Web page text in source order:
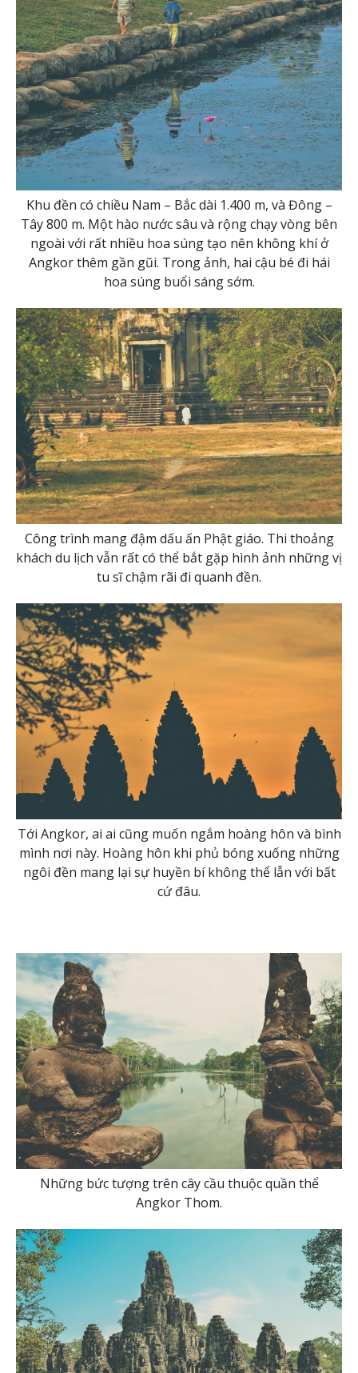
Khu đền có chiều Nam – Bắc dài 1.400 m, và Đông –
Tây 800 m. Một hào nước sâu và rộng chạy vòng bên
ngoài với rất nhiều hoa súng tạo nên không khí ở
Angkor thêm gần gũi. Trong ảnh, hai cậu bé đi hái
hoa súng buổi sáng sớm.
Công trình mang đậm dấu ấn Phật giáo. Thi thoảng
khách du lịch vẫn rất có thể bắt gặp hình ảnh những vị
tu sĩ chậm rãi đi quanh đền.
Tới Angkor, ai ai cũng muốn ngắm hoàng hôn và bình
mình nơi này. Hoàng hôn khi phủ bóng xuống những
ngôi đền mang lại sự huyền bí không thể lẫn với bất
cứ đâu.
Những bức tượng trên cây cầu thuộc quần thể
Angkor Thom.